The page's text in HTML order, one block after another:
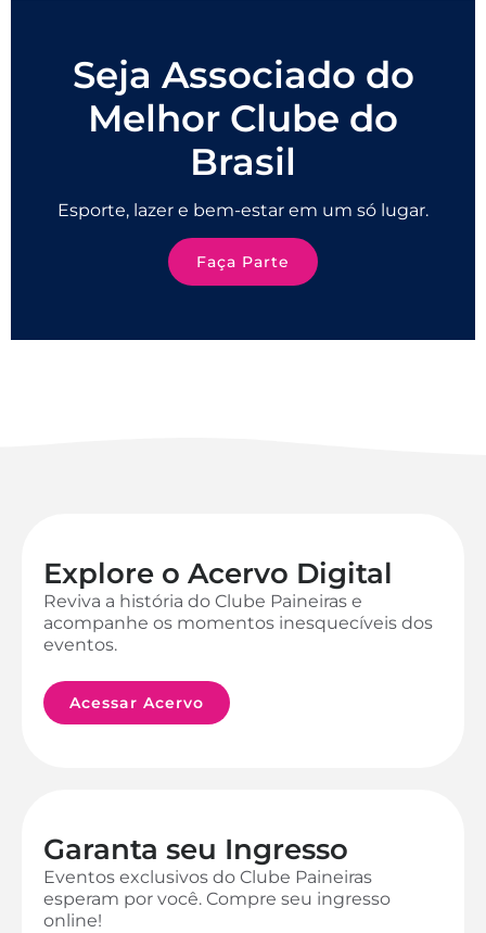
Seja Associado do
Melhor Clube do
Brasil
Esporte, lazer e bem-estar em um só lugar.
Faça Parte
Explore o Acervo Digital
Reviva a história do Clube Paineiras e
acompanhe os momentos inesquecíveis dos
eventos.
Acessar Acervo
Garanta seu Ingresso
Eventos exclusivos do Clube Paineiras
esperam por você. Compre seu ingresso
online!